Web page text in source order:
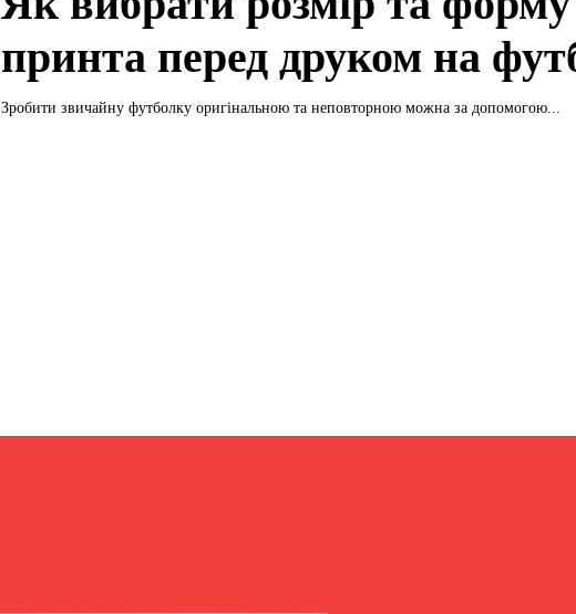
принта перед друком на
Зробити звичайну футболку оригінальною та неповторною можна за допомогою...